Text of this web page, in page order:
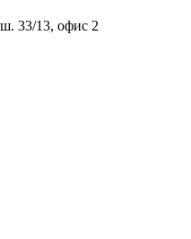
33/13, офис 2